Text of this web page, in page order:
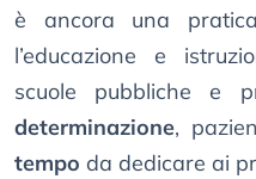
è ancora una
l’educazione e
scuole pubbliche e
determinazione,
tempo da dedicare ai